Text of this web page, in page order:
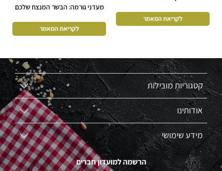
ג’ובאני ושמחה מהישרדות VIP
מעדני גורמה: הבשר המנצח שלכם
קטגוריות מובילות
אודותינו
מידע שימושי
הרשמה למועדון חברים